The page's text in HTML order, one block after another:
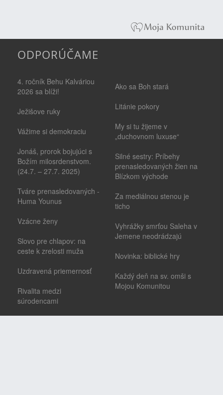
ODPORÚČAME
4. ročník Behu Kalváriou
2026 sa blíži!
Ježišove ruky
Vážime si demokraciu
Jonáš, prorok bojujúci s
Božím milosrdenstvom.
(24.7. – 27.7. 2025)
Tváre prenasledovaných -
Huma Younus
Vzácne ženy
Slovo pre chlapov: na
ceste k zrelosti muža
Uzdravená priemernosť
Rivalita medzi
súrodencami
Ako sa Boh stará
Litánie pokory
My si tu žijeme v
„duchovnom luxuse“
Silné sestry: Príbehy
prenasledovaných žien na
Blízkom východe
Za mediálnou stenou je
ticho
Vyhrážky smrťou Saleha v
Jemene neodrádzajú
Novinka: biblické hry
Každý deň na sv. omši s
Mojou Komunitou